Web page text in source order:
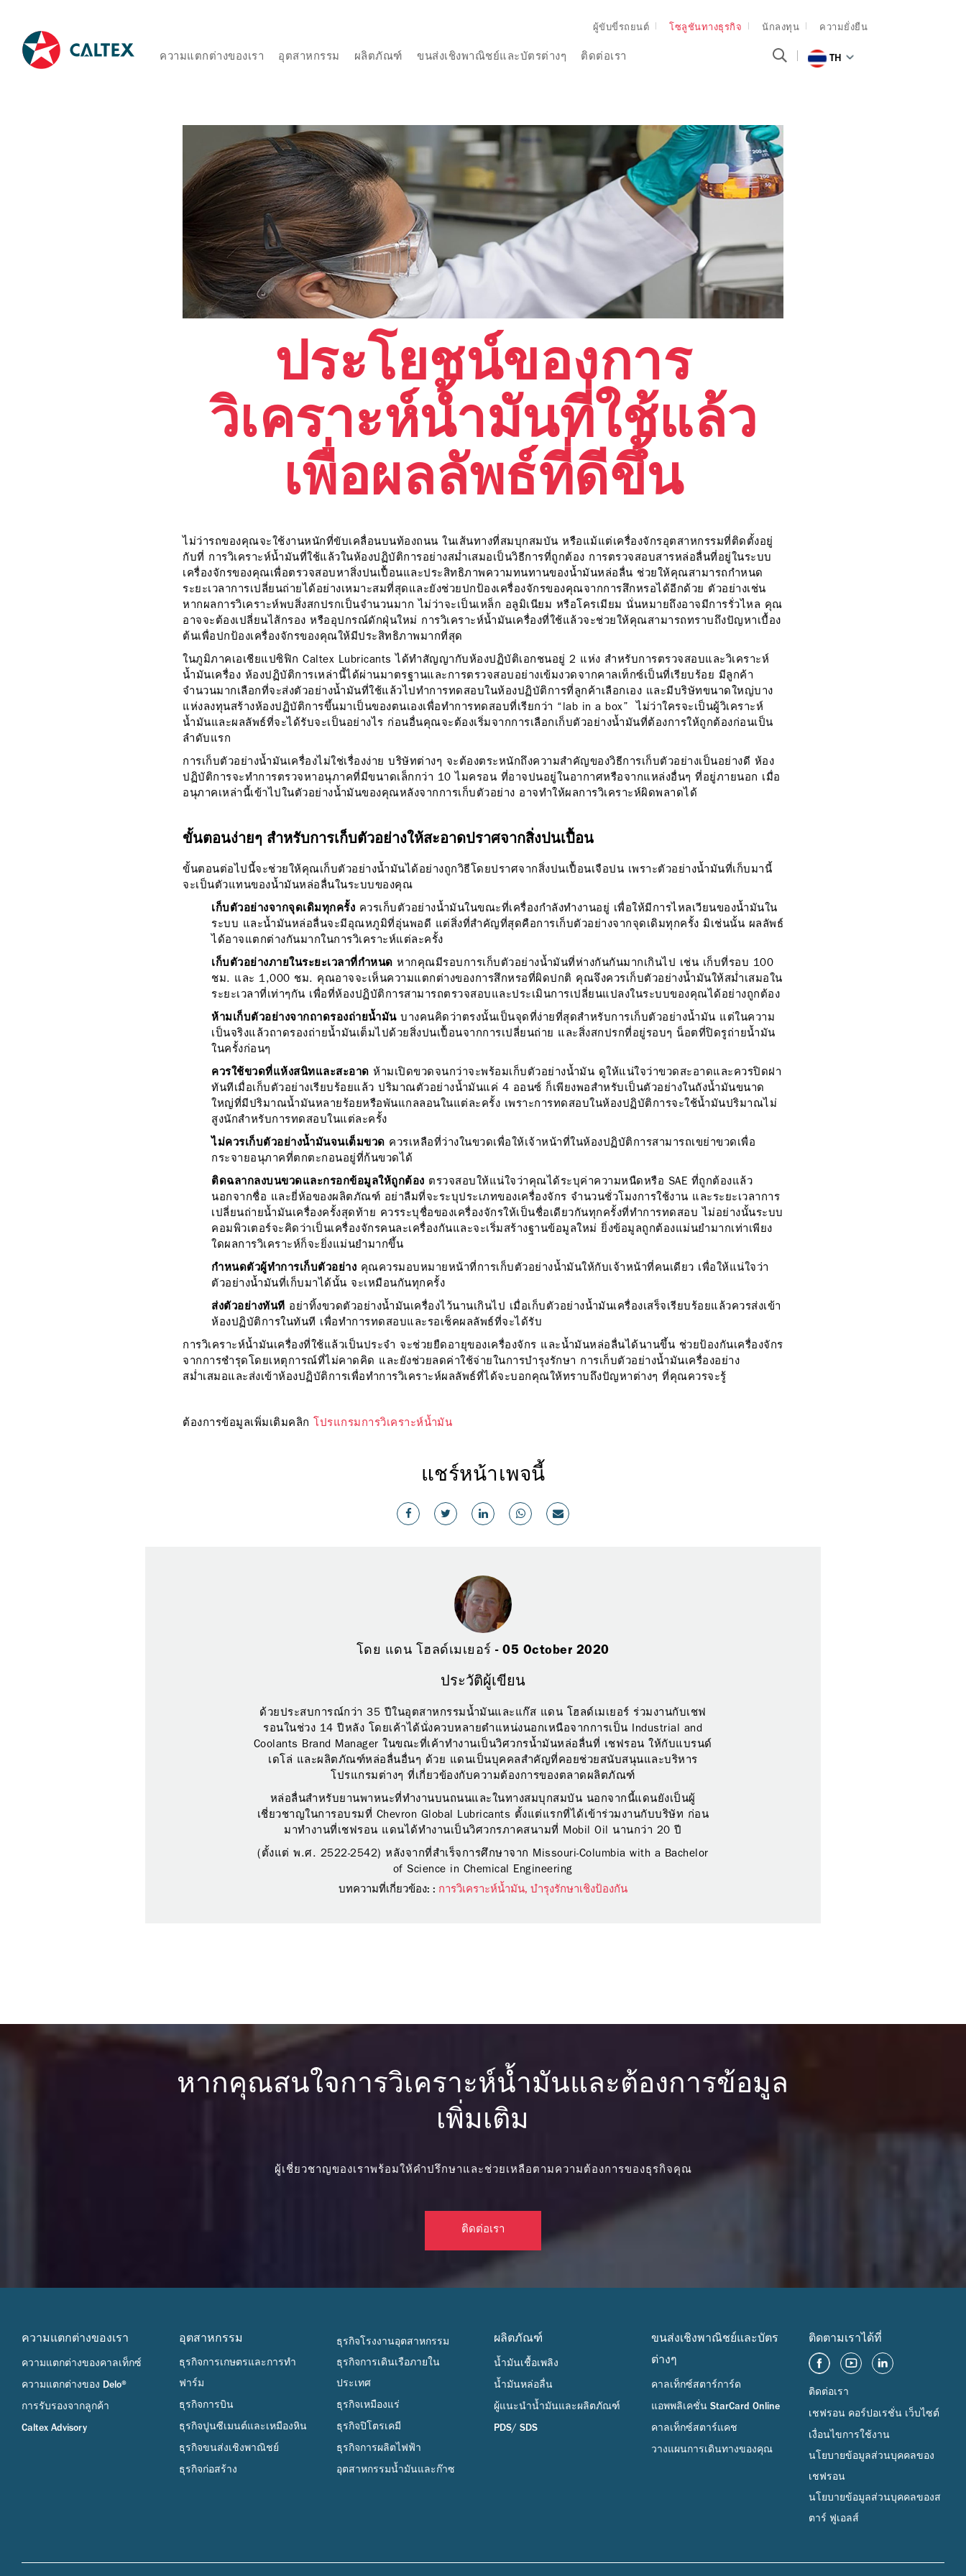
ผู้ขับขี่รถยนต์ โซลูชันทางธุรกิจ นักลงทุน ความยั่งยืน
ความแตกต่างของเรา อุตสาหกรรม ผลิตภัณฑ์ ขนส่งเชิงพาณิชย์และบัตรต่างๆ ติดต่อเรา TH
ประโยชน์ของการ
วิเคราะห์น้ำมันที่ใช้แล้ว
เพื่อผลลัพธ์ที่ดีขึ้น
ไม่ว่ารถของคุณจะใช้งานหนักที่ขับเคลื่อนบนท้องถนน ในเส้นทางที่สมบุกสมบัน หรือแม้แต่เครื่องจักรอุตสาหกรรมที่ติดตั้งอยู่
กับที่ การวิเคราะห์น้ำมันที่ใช้แล้วในห้องปฏิบัติการอย่างสม่ำเสมอเป็นวิธีการที่ถูกต้อง การตรวจสอบสารหล่อลื่นที่อยู่ในระบบ
เครื่องจักรของคุณเพื่อตรวจสอบหาสิ่งปนเปื้อนและประสิทธิภาพความทนทานของน้ำมันหล่อลื่น ช่วยให้คุณสามารถกำหนด
ระยะเวลาการเปลี่ยนถ่ายได้อย่างเหมาะสมที่สุดและยังช่วยปกป้องเครื่องจักรของคุณจากการสึกหรอได้อีกด้วย ตัวอย่างเช่น
หากผลการวิเคราะห์พบสิ่งสกปรกเป็นจำนวนมาก ไม่ว่าจะเป็นเหล็ก อลูมิเนียม หรือโครเมียม นั่นหมายถึงอาจมีการรั่วไหล คุณ
อาจจะต้องเปลี่ยนไส้กรอง หรืออุปกรณ์ดักฝุ่นใหม่ การวิเคราะห์น้ำมันเครื่องที่ใช้แล้วจะช่วยให้คุณสามารถทราบถึงปัญหาเบื้อง
ต้นเพื่อปกป้องเครื่องจักรของคุณให้มีประสิทธิภาพมากที่สุด
ในภูมิภาคเอเชียแปซิฟิก Caltex Lubricants ได้ทำสัญญากับห้องปฏิบัติเอกชนอยู่ 2 แห่ง สำหรับการตรวจสอบและวิเคราะห์
น้ำมันเครื่อง ห้องปฏิบัติการเหล่านี้ได้ผ่านมาตรฐานและการตรวจสอบอย่างเข้มงวดจากคาลเท็กซ์เป็นที่เรียบร้อย มีลูกค้า
จำนวนมากเลือกที่จะส่งตัวอย่างน้ำมันที่ใช้แล้วไปทำการทดสอบในห้องปฏิบัติการที่ลูกค้าเลือกเอง และมีบริษัทขนาดใหญ่บาง
แห่งลงทุนสร้างห้องปฏิบัติการขึ้นมาเป็นของตนเองเพื่อทำการทดสอบที่เรียกว่า “lab in a box” ไม่ว่าใครจะเป็นผู้วิเคราะห์
น้ำมันและผลลัพธ์ที่จะได้รับจะเป็นอย่างไร ก่อนอื่นคุณจะต้องเริ่มจากการเลือกเก็บตัวอย่างน้ำมันที่ต้องการให้ถูกต้องก่อนเป็น
ลำดับแรก
การเก็บตัวอย่างน้ำมันเครื่องไม่ใช่เรื่องง่าย บริษัทต่างๆ จะต้องตระหนักถึงความสำคัญของวิธีการเก็บตัวอย่างเป็นอย่างดี ห้อง
ปฏิบัติการจะทำการตรวจหาอนุภาคที่มีขนาดเล็กกว่า 10 ไมครอน ที่อาจปนอยู่ในอากาศหรือจากแหล่งอื่นๆ ที่อยู่ภายนอก เมื่อ
อนุภาคเหล่านี้เข้าไปในตัวอย่างน้ำมันของคุณหลังจากการเก็บตัวอย่าง อาจทำให้ผลการวิเคราะห์ผิดพลาดได้
ขั้นตอนง่ายๆ สำหรับการเก็บตัวอย่างให้สะอาดปราศจากสิ่งปนเปื้อน
ขั้นตอนต่อไปนี้จะช่วยให้คุณเก็บตัวอย่างน้ำมันได้อย่างถูกวิธีโดยปราศจากสิ่งปนเปื้อนเจือปน เพราะตัวอย่างน้ำมันที่เก็บมานี้
จะเป็นตัวแทนของน้ำมันหล่อลื่นในระบบของคุณ
เก็บตัวอย่างจากจุดเดิมทุกครั้ง ควรเก็บตัวอย่างน้ำมันในขณะที่เครื่องกำลังทำงานอยู่ เพื่อให้มีการไหลเวียนของน้ำมันใน
ระบบ และน้ำมันหล่อลื่นจะมีอุณหภูมิที่อุ่นพอดี แต่สิ่งที่สำคัญที่สุดคือการเก็บตัวอย่างจากจุดเดิมทุกครั้ง มิเช่นนั้น ผลลัพธ์
ได้อาจแตกต่างกันมากในการวิเคราะห์แต่ละครั้ง
เก็บตัวอย่างภายในระยะเวลาที่กำหนด หากคุณมีรอบการเก็บตัวอย่างน้ำมันที่ห่างกันกันมากเกินไป เช่น เก็บที่รอบ 100
ชม. และ 1,000 ชม. คุณอาจจะเห็นความแตกต่างของการสึกหรอที่ผิดปกติ คุณจึงควรเก็บตัวอย่างน้ำมันให้สม่ำเสมอใน
ระยะเวลาที่เท่าๆกัน เพื่อที่ห้องปฏิบัติการสามารถตรวจสอบและประเมินการเปลี่ยนแปลงในระบบของคุณได้อย่างถูกต้อง
ห้ามเก็บตัวอย่างจากถาดรองถ่ายน้ำมันบางคนคิดว่าตรงนั้นเป็นจุดที่ง่ายที่สุดสำหรับการเก็บตัวอย่างน้ำมัน แต่ในความ
เป็นจริงแล้วถาดรองถ่ายน้ำมันเต็มไปด้วยสิ่งปนเปื้อนจากการเปลี่ยนถ่าย และสิ่งสกปรกที่อยู่รอบๆ น็อตที่ปิดรูถ่ายน้ำมัน
ในครั้งก่อนๆ
ควรใช้ขวดที่แห้งสนิทและสะอาด ห้ามเปิดขวดจนกว่าจะพร้อมเก็บตัวอย่างน้ำมัน ดูให้แน่ใจว่าขวดสะอาดและควรปิดฝา
ทันทีเมื่อเก็บตัวอย่างเรียบร้อยแล้ว ปริมาณตัวอย่างน้ำมันแค่ 4 ออนซ์ ก็เพียงพอสำหรับเป็นตัวอย่างในถังน้ำมันขนาด
ใหญ่ที่มีปริมาณน้ำมันหลายร้อยหรือพันแกลลอนในแต่ละครั้ง เพราะการทดสอบในห้องปฏิบัติการจะใช้น้ำมันปริมาณไม่
สูงนักสำหรับการทดสอบในแต่ละครั้ง
ไม่ควรเก็บตัวอย่างน้ำมันจนเต็มขวด ควรเหลือที่ว่างในขวดเพื่อให้เจ้าหน้าที่ในห้องปฏิบัติการสามารถเขย่าขวดเพื่อ
กระจายอนุภาคที่ตกตะกอนอยู่ที่ก้นขวดได้
ติดฉลากลงบนขวดและกรอกข้อมูลให้ถูกต้อง ตรวจสอบให้แน่ใจว่าคุณได้ระบุค่าความหนืดหรือ SAE ที่ถูกต้องแล้ว
นอกจากชื่อ และยี่ห้อของผลิตภัณฑ์ อย่าลืมที่จะระบุประเภทของเครื่องจักร จำนวนชั่วโมงการใช้งาน และระยะเวลาการ
เปลี่ยนถ่ายน้ำมันเครื่องครั้งสุดท้าย ควรระบุชื่อของเครื่องจักรให้เป็นชื่อเดียวกันทุกครั้งที่ทำการทดสอบ ไม่อย่างนั้นระบบ
คอมพิวเตอร์จะคิดว่าเป็นเครื่องจักรคนละเครื่องกันและจะเริ่มสร้างฐานข้อมูลใหม่ ยิ่งข้อมูลถูกต้องแม่นยำมากเท่าเพียง
ใดผลการวิเคราะห์ก็จะยิ่งแม่นยำมากขึ้น
กำหนดตัวผู้ทำการเก็บตัวอย่าง คุณควรมอบหมายหน้าที่การเก็บตัวอย่างน้ำมันให้กับเจ้าหน้าที่คนเดียว เพื่อให้แน่ใจว่า
ตัวอย่างน้ำมันที่เก็บมาได้นั้น จะเหมือนกันทุกครั้ง
ส่งตัวอย่างทันที อย่าทิ้งขวดตัวอย่างน้ำมันเครื่องไว้นานเกินไป เมื่อเก็บตัวอย่างน้ำมันเครื่องเสร็จเรียบร้อยแล้วควรส่งเข้า
ห้องปฏิบัติการในทันที เพื่อทำการทดสอบและรอเช็คผลลัพธ์ที่จะได้รับ
การวิเคราะห์น้ำมันเครื่องที่ใช้แล้วเป็นประจำ จะช่วยยืดอายุของเครื่องจักร และน้ำมันหล่อลื่นได้นานขึ้น ช่วยป้องกันเครื่องจักร
จากการชำรุดโดยเหตุการณ์ที่ไม่คาดคิด และยังช่วยลดค่าใช้จ่ายในการบำรุงรักษา การเก็บตัวอย่างน้ำมันเครื่องอย่าง
สม่ำเสมอและส่งเข้าห้องปฏิบัติการเพื่อทำการวิเคราะห์ผลลัพธ์ที่ได้จะบอกคุณให้ทราบถึงปัญหาต่างๆ ที่คุณควรจะรู้
ต้องการข้อมูลเพิ่มเติมคลิก โปรแกรมการวิเคราะห์น้ำมัน
แชร์หน้าเพจนี้
โดย แดน โฮลด์เมเยอร์ - 05 October 2020
ประวัติผู้เขียน
ด้วยประสบการณ์กว่า 35 ปีในอุตสาหกรรมน้ำมันและแก๊ส แดน โฮลด์เมเยอร์ ร่วมงานกับเชฟ
รอนในช่วง 14 ปีหลัง โดยเค้าได้นั่งควบหลายตำแหน่งนอกเหนือจากการเป็น Industrial and
Coolants Brand Manager ในขณะที่เค้าทำงานเป็นวิศวกรน้ำมันหล่อลื่นที่ เชฟรอน ให้กับแบรนด์
เดโล่ และผลิตภัณฑ์หล่อลื่นอื่นๆ ด้วย แดนเป็นบุคคลสำคัญที่คอยช่วยสนับสนุนและบริหาร
โปรแกรมต่างๆ ที่เกี่ยวข้องกับความต้องการของตลาดผลิตภัณฑ์
หล่อลื่นสำหรับยานพาหนะที่ทำงานบนถนนและในทางสมบุกสมบัน นอกจากนี้แดนยังเป็นผู้
เชี่ยวชาญในการอบรมที่ Chevron Global Lubricants ตั้งแต่แรกที่ได้เข้าร่วมงานกับบริษัท ก่อน
มาทำงานที่เชฟรอน แดนได้ทำงานเป็นวิศวกรภาคสนามที่ Mobil Oil นานกว่า 20 ปี
(ตั้งแต่ พ.ศ. 2522-2542) หลังจากที่สำเร็จการศึกษาจาก Missouri-Columbia with a Bachelor
of Science in Chemical Engineering
บทความที่เกี่ยวข้อง: : การวิเคราะห์น้ำมัน, บำรุงรักษาเชิงป้องกัน
หากคุณสนใจการวิเคราะห์น้ำมันและต้องการข้อมูล
เพิ่มเติม
ผู้เชี่ยวชาญของเราพร้อมให้คำปรึกษาและช่วยเหลือตามความต้องการของธุรกิจคุณ
ติดต่อเรา
ความแตกต่างของเรา
ความแตกต่างของคาลเท็กซ์
ความแตกต่างของ Delo®
การรับรองจากลูกค้า
Caltex Advisory
อุตสาหกรรม
ธุรกิจการเกษตรและการทำ
ฟาร์ม
ธุรกิจการบิน
ธุรกิจปูนซีเมนต์และเหมืองหิน
ธุรกิจขนส่งเชิงพาณิชย์
ธุรกิจก่อสร้าง
ธุรกิจโรงงานอุตสาหกรรม
ธุรกิจการเดินเรือภายใน
ประเทศ
ธุรกิจเหมืองแร่
ธุรกิจปิโตรเคมี
ธุรกิจการผลิตไฟฟ้า
อุตสาหกรรมน้ำมันและก๊าซ
ผลิตภัณฑ์
น้ำมันเชื้อเพลิง
น้ำมันหล่อลื่น
ผู้แนะนำน้ำมันและผลิตภัณฑ์
PDS/ SDS
ขนส่งเชิงพาณิชย์และบัตร
ต่างๆ
คาลเท็กซ์สตาร์การ์ด
แอพพลิเคชั่น StarCard Online
คาลเท็กซ์สตาร์แคช
วางแผนการเดินทางของคุณ
ติดตามเราได้ที่
ติดต่อเรา
เชฟรอน คอร์ปอเรชั่น เว็บไซต์
เงื่อนไขการใช้งาน
นโยบายข้อมูลส่วนบุคคลของ
เชฟรอน
นโยบายข้อมูลส่วนบุคคลของส
ตาร์ ฟูเอลส์